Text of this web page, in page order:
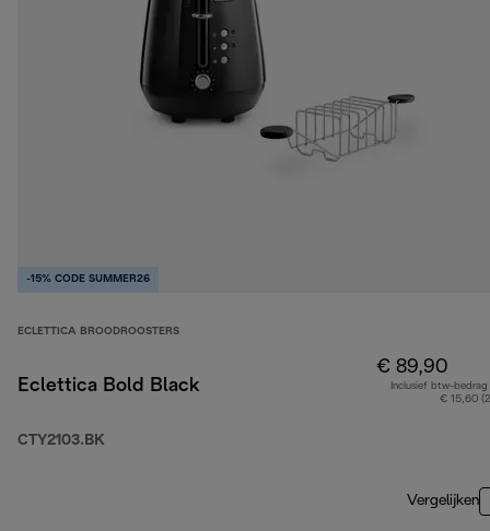
-15% CODE SUMMER26
ECLETTICA BROODROOSTERS
Eclettica Bold Black
CTY2103.BK
€ 89,90
Inclusief btw-bedrag
€ 15,60
Vergelijken